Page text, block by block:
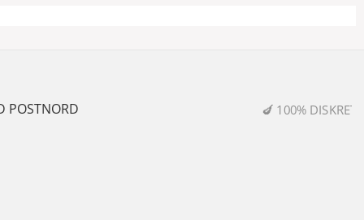
🍆 100% DISKRETION & SIKKER HANDEL